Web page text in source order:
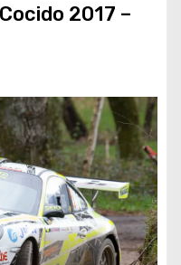
2017 –